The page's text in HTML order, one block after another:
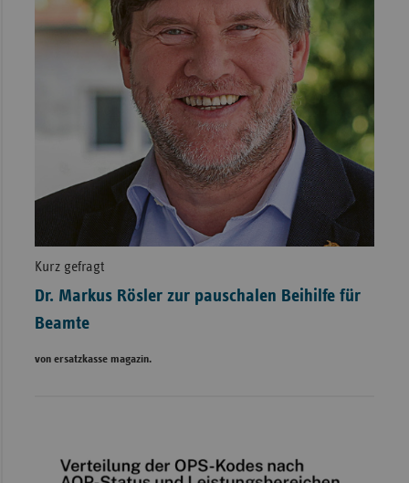
Kurz gefragt
Dr. Markus Rösler zur pauschalen Beihilfe für
Beamte
von ersatzkasse magazin.